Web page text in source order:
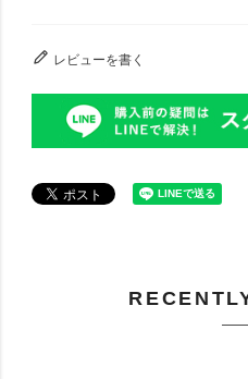
レビューを書く